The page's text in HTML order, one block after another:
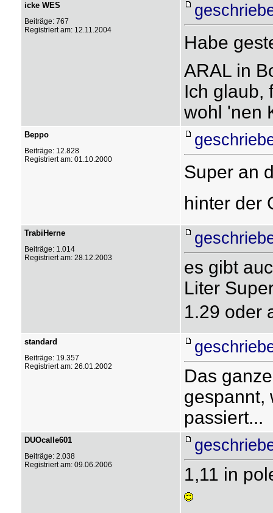
icke WES
Beiträge: 767
Registriert am: 12.11.2004
Habe
ARAL in
Ich glaub,
wohl 'nen
Beppo
Beiträge: 12.828
Registriert am: 01.10.2000
Super an
hinter der
TrabiHerne
Beiträge: 1.014
Registriert am: 28.12.2003
es gibt
Liter
1.29 oder
standard
Beiträge: 19.357
Registriert am: 26.01.2002
Das
gespannt,
passiert...
DUOcalle601
Beiträge: 2.038
Registriert am: 09.06.2006
1,11 in